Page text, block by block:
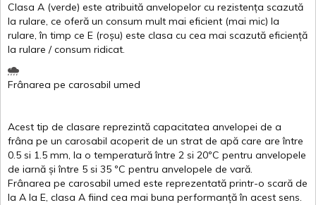
Clasa A (verde) este atribuită anvelopelor cu rezistența scazută
la rulare, ce oferă un consum mult mai eficient (mai mic) la
rulare,în timp ce E (roșu) este clasa cu cea mai scazută eficiență
la rulare /consum ridicat.
Frânarea pe carosabil umed
Acest tip de clasare reprezintă capacitatea anvelopei de a
frâna pe un carosabil acoperit de un strat de apă care areîntre
0.5 si 1.5 mm, la o temperatură între 2 si 20ºC pentru anvelopele
de iarnă și între 5 si 35 ºC pentru anvelopele de vară.
Frânarea pe carosabil umed este reprezentată printr-o scară de
la A la E, clasa A fiind cea mai buna performanță în acest sens.